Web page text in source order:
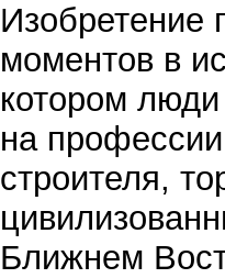
Изобретение
моментов в
котором люди
на
строителя,
Ближнем